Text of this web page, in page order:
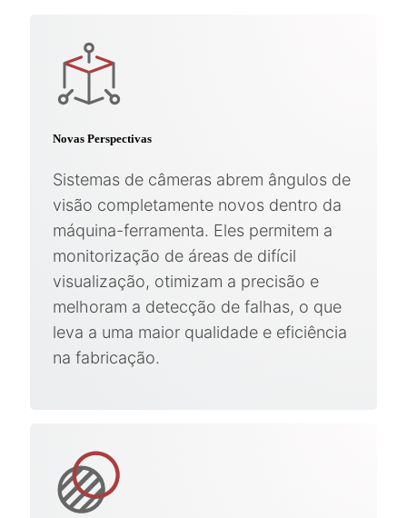
Novas Perspectivas
Sistemas de câmeras abrem ângulos de
visão completamente novos dentro da
máquina-ferramenta. Eles permitem a
monitorização de áreas de difícil
visualização, otimizam a precisão e
melhoram a detecção de falhas, o que
leva a uma maior qualidade e eficiência
na fabricação.